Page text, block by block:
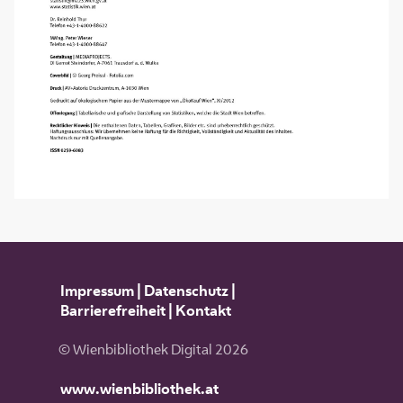
Impressum| Datenschutz|
Barrierefreiheit| Kontakt
© Wienbibliothek Digital 2026
www.wienbibliothek.at